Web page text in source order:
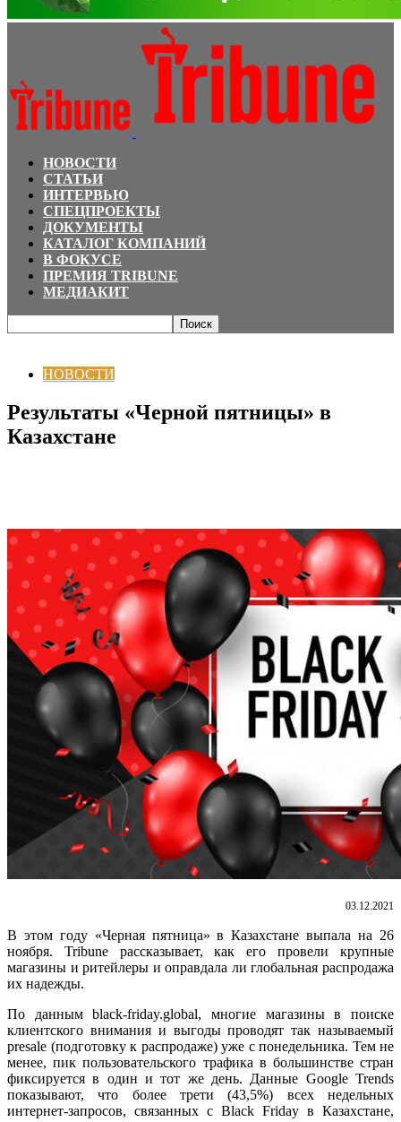
НОВОСТИ
СТАТЬИ
ИНТЕРВЬЮ
СПЕЦПРОЕКТЫ
ДОКУМЕНТЫ
КАТАЛОГ КОМПАНИЙ
В ФОКУСЕ
ПРЕМИЯ TRIBUNE
МЕДИАКИТ
НОВОСТИ
Результаты «Черной пятницы» в
Казахстане
03.12.2021
В этом году «Черная пятница» в Казахстане выпала на 26
ноября. Tribune рассказывает, как его провели крупные
магазины и ритейлеры и оправдала ли глобальная распродажа
их надежды.
По данным black-friday.global, многие магазины в поиске
клиентского внимания и выгоды проводят так называемый
presale (подготовку к распродаже) уже с понедельника. Тем не
менее, пик пользовательского трафика в большинстве стран
фиксируется в один и тот же день. Данные Google Trends
показывают, что более трети (43,5%) всех недельных
интернет-запросов, связанных с Black Friday в Казахстане,